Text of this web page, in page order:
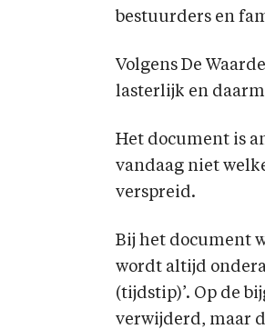
bestuurders en
Volgens De
lasterlijk en
Het document is
vandaag niet
verspreid.
Bij het document
wordt altijd
(tijdstip)’. Op de
verwijderd, maar